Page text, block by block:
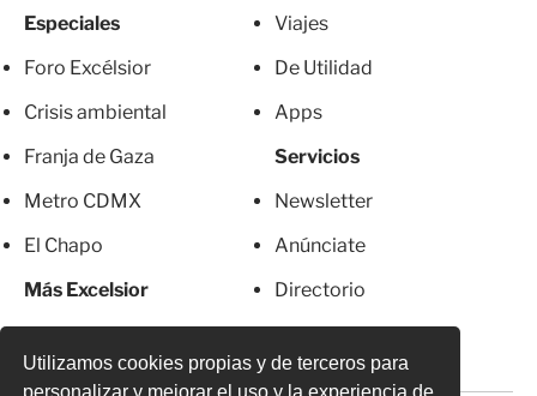
Utilizamos cookies propias y de terceros para
personalizar y mejorar el uso y la experiencia de
Especiales
Foro Excélsior
Crisis ambiental
Franja de Gaza
Metro CDMX
El Chapo
Más Excelsior
Viajes
De Utilidad
Apps
Servicios
Newsletter
Anúnciate
Directorio